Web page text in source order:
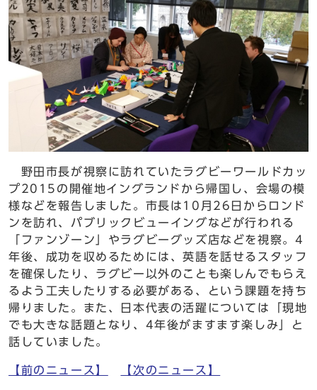
野田市長が視察に訪れていたラグビーワールドカッ
プ2015の開催地イングランドから帰国し、会場の模
様などを報告しました。市長は10月26日からロンド
ンを訪れ、パブリックビューイングなどが行われる
「ファンゾーン」やラグビーグッズ店などを視察。4
年後、成功を収めるためには、英語を話せるスタッフ
を確保したり、ラグビー以外のことも楽しんでもらえ
るよう工夫したりする必要がある、という課題を持ち
帰りました。また、日本代表の活躍については「現地
でも大きな話題となり、4年後がますます楽しみ」と
話していました。
【前のニュース】 【次のニュース】